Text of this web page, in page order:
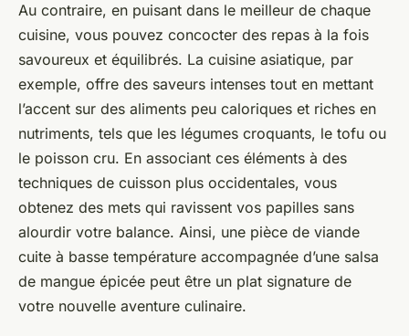
Au contraire, en puisant dans le meilleur de chaque
cuisine, vous pouvez concocter des repas à la fois
savoureux et équilibrés. La cuisine asiatique, par
exemple, offre des saveurs intenses tout en mettant
l’accent sur des aliments peu caloriques et riches en
nutriments, tels que les légumes croquants, le tofu ou
le poisson cru. En associant ces éléments à des
techniques de cuisson plus occidentales, vous
obtenez des mets qui ravissent vos papilles sans
alourdir votre balance. Ainsi, une pièce de viande
cuite à basse température accompagnée d’une salsa
de mangue épicée peut être un plat signature de
votre nouvelle aventure culinaire.